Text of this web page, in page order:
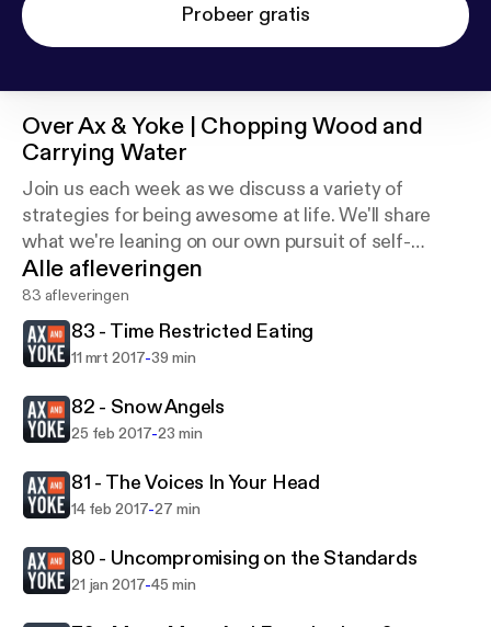
Probeer gratis
OverAx & Yoke | Chopping Wood and
Carrying Water
Join us each week as we discuss a variety of
strategies for being awesome at life. We'll share
what we're leaning on our own pursuit of self-
mastery and lifestyle design in the areas of physical,
mental, and emotional health.
Alle afleveringen
83 afleveringen
83 - Time Restricted Eating
11 mrt 2017-39 min
82 - Snow Angels
25 feb 2017-23 min
81 - The Voices In Your Head
14 feb 2017-27 min
80 - Uncompromising on the Standards
21 jan 2017-45 min